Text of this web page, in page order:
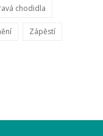
chodidla
Zápěstí